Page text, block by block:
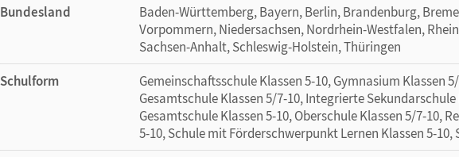
Bundesland
Baden-Württemberg, Bayern, Berlin, Brandenburg,
Vorpommern, Niedersachsen, Nordrhein-Westfalen,
Sachsen-Anhalt, Schleswig-Holstein, Thüringen
Schulform
Gemeinschaftsschule Klassen 5-10, Gymnasium Klassen
Gesamtschule Klassen 5/7-10, Integrierte
Gesamtschule Klassen 5-10, Oberschule Klassen 5/7-10,
5-10, Schule mit Förderschwerpunkt Lernen Klassen 5-